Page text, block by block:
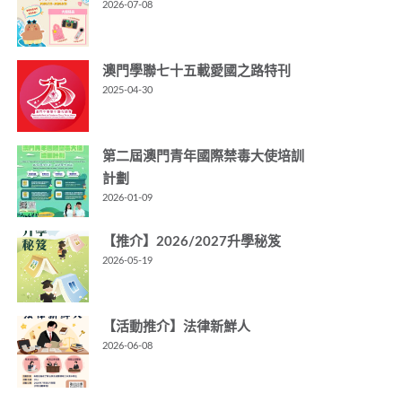
2026-07-08
澳門學聯七十五載愛國之路特刊
2025-04-30
第二屆澳門青年國際禁毒大使培訓
計劃
2026-01-09
【推介】2026/2027升學秘笈
2026-05-19
【活動推介】法律新鮮人
2026-06-08